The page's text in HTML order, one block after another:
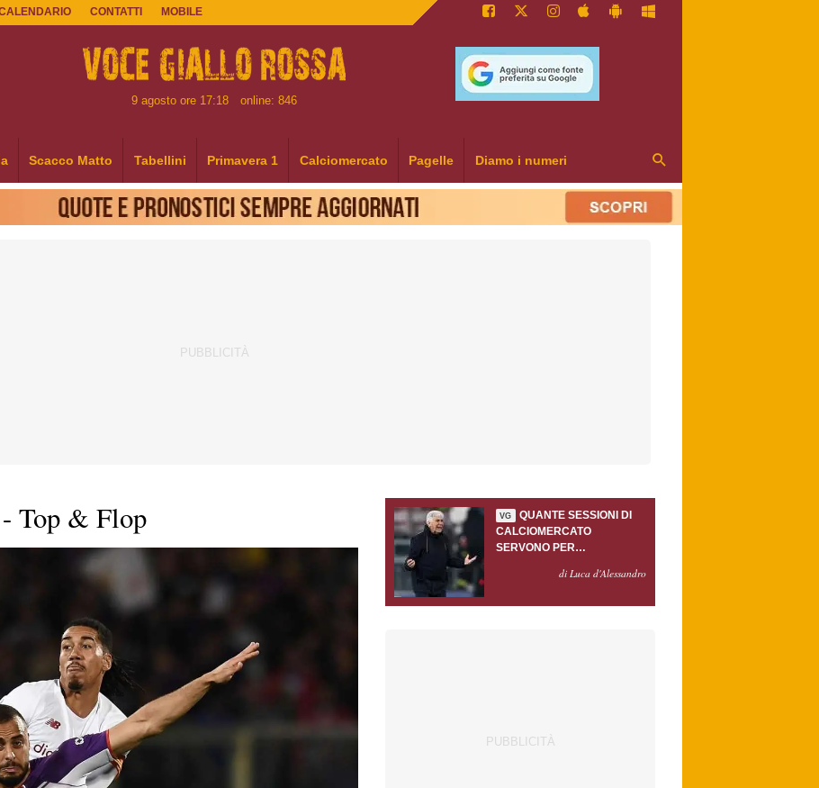
CONTATTI MOBILE
9 agosto ore 17:18 online: 846
Scacco Matto Tabellini Primavera 1 Calciomercato Pagelle Diamo i numeri
Top & Flop VG
QUANTE SESSIONI DI
CALCIOMERCATO
SERVONO PER
GASPERINI?di Luca d'Alessandro